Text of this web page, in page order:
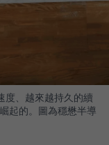
度、越來越持久的續
起的。圖為穩懋半導